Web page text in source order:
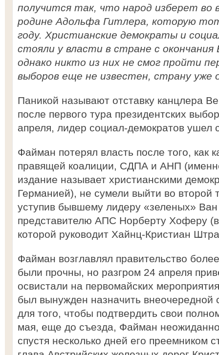
получится так, что народ изберет во
родине Адольфа Гитлера, которую
году. Христианские демократы и
стояли у власти в стране с
однако никто из них не смог пройти
выборов еще не известен, страну уже
Паникой называют отставку канцлера
после первого тура президентских
апреля, лидер социал-демократов ушел
Файман потерял власть после того, как
правящей коалиции, СДПА и АНП
издание называет христианскими
Германией), не сумели выйти во второй
уступив бывшему лидеру «зеленых»
представителю АПС Норберту Хоферу
которой руководит Хайнц-Кристиан
Файман возглавлял правительство
были прочны, но разгром 24 апреля
освистали на первомайских
был вынужден назначить внеочередной
для того, чтобы подтвердить свои
мая, еще до съезда, Файман неожиданно
спустя несколько дней его преемником